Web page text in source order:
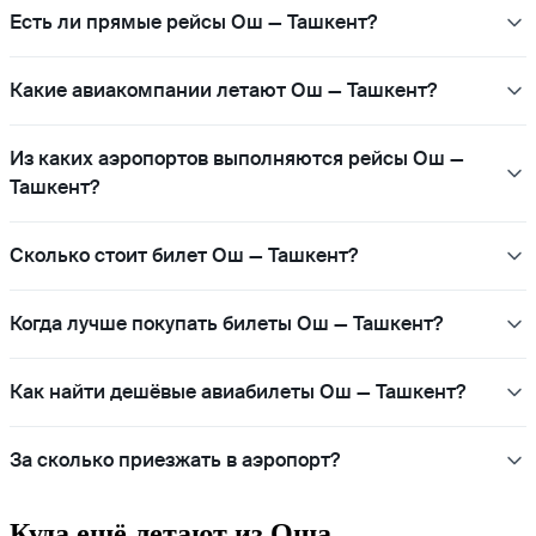
Есть ли прямые рейсы Ош — Ташкент?
Какие авиакомпании летают Ош — Ташкент?
Из каких аэропортов выполняются рейсы Ош —
Ташкент?
Сколько стоит билет Ош — Ташкент?
Когда лучше покупать билеты Ош — Ташкент?
Как найти дешёвые авиабилеты Ош — Ташкент?
За сколько приезжать в аэропорт?